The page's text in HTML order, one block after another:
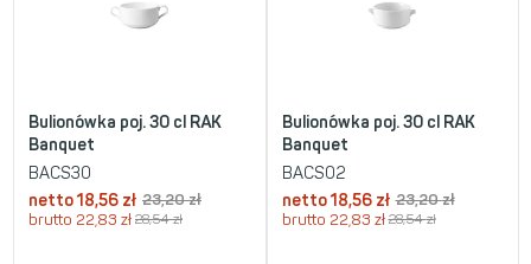
Bulionówka poj. 30 cl RAK
Banquet
BACS30
netto18,56 zł 23,20zł
brutto 22,83 zł 28,54zł
Bulionówka poj. 30 cl RAK
Banquet
BACS02
netto 18,56 zł 23,20zł
brutto 22,83 zł 28,54zł